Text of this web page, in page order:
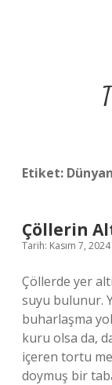
Etiket:
Çöllerin
Tarih: Kasım 7, 2024
Çöllerde yer
suyu bulunur.
buharlaşma
kuru olsa da,
içeren tortu
doymuş bir